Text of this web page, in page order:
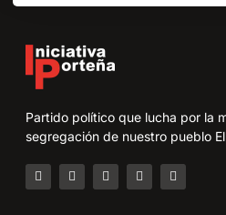
Partido político que lucha por la
segregación de nuestro pueblo